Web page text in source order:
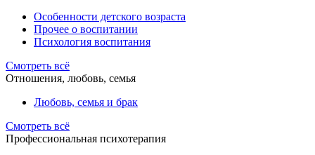
Особенности детского возраста
Прочее о воспитании
Психология воспитания
Смотреть всё
Отношения, любовь, семья
Любовь, семья и брак
Смотреть всё
Профессиональная психотерапия